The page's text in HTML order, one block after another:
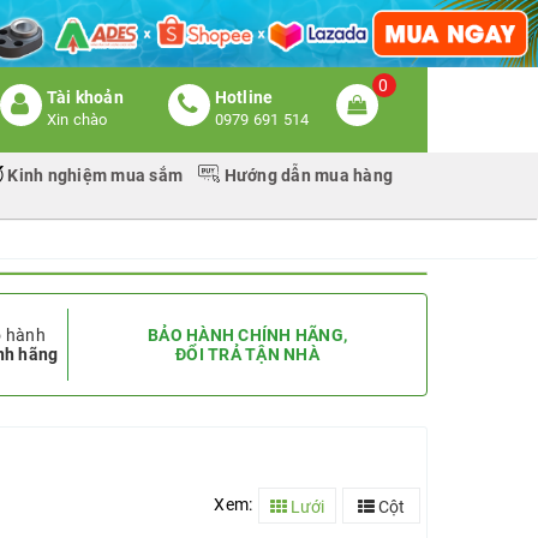
Tài khoản
Xin chào
Hotline
0979 691 514
0
Kinh nghiệm mua sắm Hướng dẫn mua hàng
hành
hãng
BẢO HÀNH CHÍNH HÃNG,
ĐỔI TRẢ TẬN NHÀ
Xem: Lưới Cột